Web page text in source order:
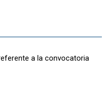
a la convocatoria